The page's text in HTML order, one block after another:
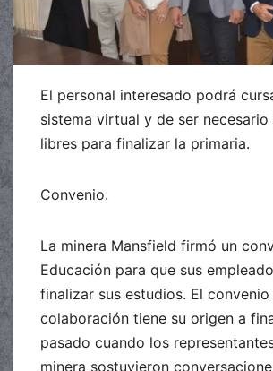
El personal interesado podrá
sistema virtual y de ser necesario
libres para finalizar la primaria.
Convenio.
La minera Mansfield firmó un
Educación para que sus
finalizar sus estudios. El convenio
colaboración tiene su origen a
pasado cuando los
minera sostuvieron